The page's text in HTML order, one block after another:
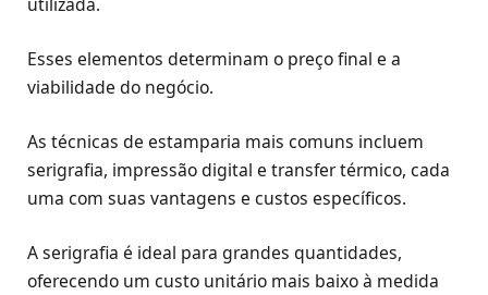
Esses elementos determinam o preço final e a
viabilidade do negócio.
As técnicas de estamparia mais comuns incluem
serigrafia, impressão digital e transfer térmico, cada
uma com suas vantagens e custos específicos.
A serigrafia é ideal para grandes quantidades,
oferecendo um custo unitário mais baixo à medida